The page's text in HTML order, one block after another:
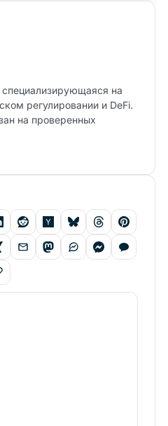
на
регулировании и DeFi.
на проверенных